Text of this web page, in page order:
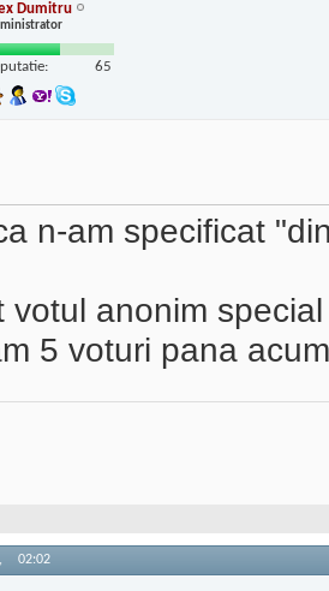
Dumitru
65
n-am specificat
votul anonim
5 voturi pana
02:02